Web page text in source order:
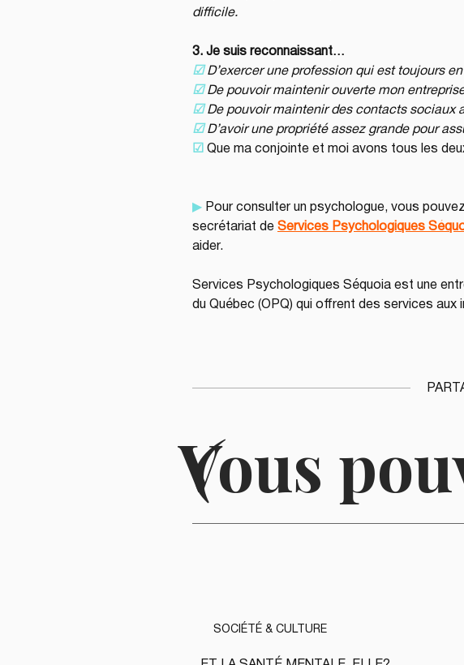
(
Vous
SOCIÉTÉ & CULTURE
difficile.
3. Je suis reconnaissant…
☑︎ D’exercer une profession qui est toujours
☑︎ De pouvoir maintenir ouverte mon
☑︎ De pouvoir maintenir des contacts sociaux
☑︎ D’avoir une propriété assez grande pour
☑︎ Que ma conjointe et moi avons tous les
▶︎ Pour consulter un psychologue, vous
secrétariat de Services Psychologiques
aider.
Services Psychologiques Séquoia est une
du Québec (OPQ) qui offrent des services aux